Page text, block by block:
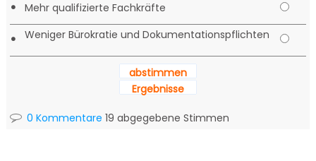
• Mehr qualifizierte Fachkräfte
• Weniger Bürokratie und Dokumentationspflichten
abstimmen
Ergebnisse
0 Kommentare 19 abgegebene Stimmen